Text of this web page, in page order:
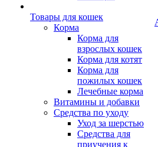
Товары для кошек
Корма
Корма для
взрослых кошек
Корма для котят
Корма для
пожилых кошек
Лечебные корма
Витамины и добавки
Средства по уходу
Уход за шерстью
Средства для
приучения к